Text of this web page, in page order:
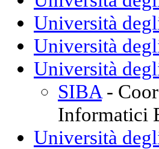
Università
Università
Università
SIBA -
Informatici
Università